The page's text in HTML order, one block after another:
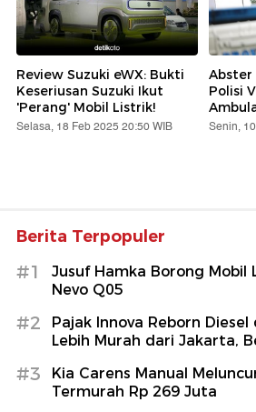
Review Suzuki eWX: Bukti
Keseriusan Suzuki Ikut
'Perang' Mobil Listrik!
Selasa, 18 Feb 2025 20:50 WIB
Abster
Polisi
Senin,
Berita Terpopuler
#1
Jusuf Hamka Borong Mobil
Nevo Q05
#2
Pajak Innova Reborn
Lebih Murah dari Jakarta,
#3
Kia Carens Manual
Termurah Rp 269 Juta